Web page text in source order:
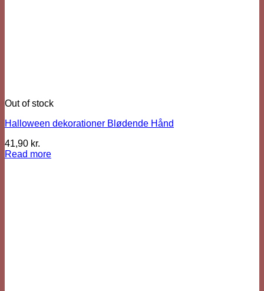
Out of stock
Halloween dekorationer Blødende Hånd
41,90 kr.
Read more